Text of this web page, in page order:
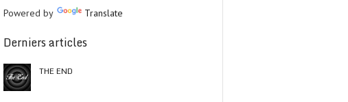
Powered by Translate
Derniers articles
THE END